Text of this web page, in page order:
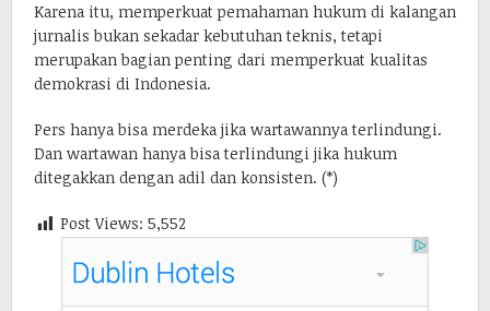
Karena itu, memperkuat pemahaman hukum di kalangan
jurnalis bukan sekadar kebutuhan teknis, tetapi
merupakan bagian penting dari memperkuat kualitas
demokrasi di Indonesia.
Pers hanya bisa merdeka jika wartawannya terlindungi.
Dan wartawan hanya bisa terlindungi jika hukum
ditegakkan dengan adil dan konsisten. (*)
Post Views: 5,552